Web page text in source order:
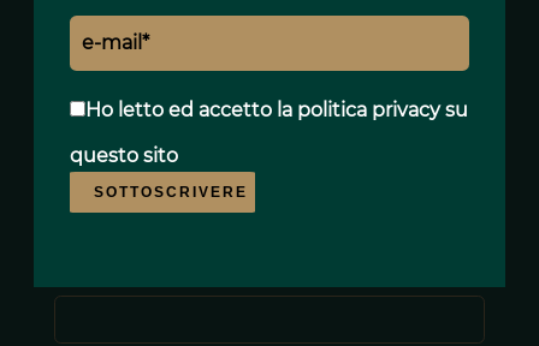
Ho letto ed accetto la politica privacysu
questo sito
SOTTOSCRIVERE
Nome *
Cognome *